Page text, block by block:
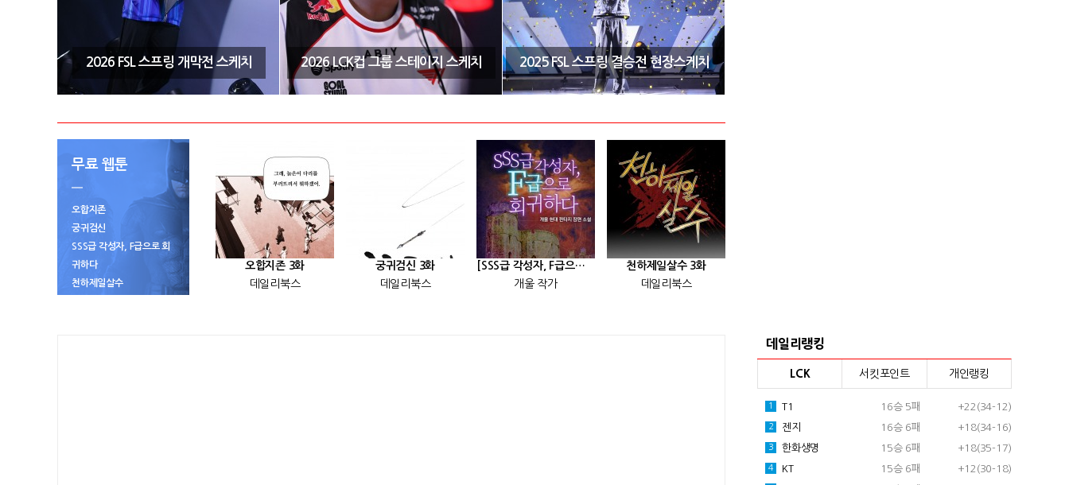
2026 FSL 스프링 개막전 스케치
2026 LCK컵 그룹 스테이지 스케치 2025 FSL 스프링 결승전 현장스케치
무료 웹툰
오합지존
궁귀검신
SSS급 각성자, F급으로 회
귀하다
천하제일살수
오합지존 3화
데일리북스
궁귀검신 3화
데일리북스
[SSS급 각성자, F급으로 회귀하다] 25화
개울 작가
천하제일살수 3화
데일리북스
데일리랭킹
LCK 서킷포인트 개인랭킹
1 T1 16승 5패 +22(34-12)
2 젠지 16승 6패 +18(34-16)
3 한화생명 15승 6패 +18(35-17)
4 KT 15승 6패 +12(30-18)